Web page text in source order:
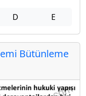
D E
Bütünleme